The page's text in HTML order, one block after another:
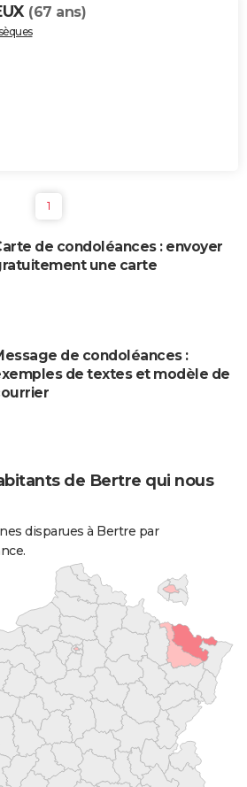
(67 ans)
1
de condoléances : envoyer
une carte
de condoléances :
de textes et modèle de
de Bertre qui nous
disparues à Bertre par